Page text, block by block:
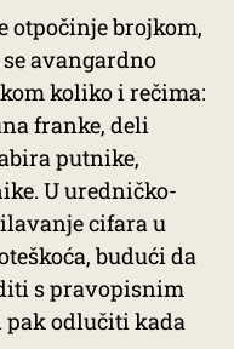
otpočinje brojkom,
avangardno
koliko i rečima:
franke, deli
putnike,
U uredničko-
cifara u
budući da
s pravopisnim
odlučiti kada